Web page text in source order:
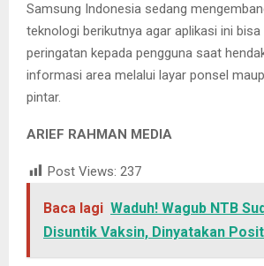
Samsung Indonesia sedang
teknologi berikutnya agar aplikasi ini
peringatan kepada pengguna saat
informasi area melalui layar ponsel
pintar.
ARIEF RAHMAN MEDIA
Post Views: 237
Baca lagi Waduh! Wagub NTB
Disuntik Vaksin, Dinyatakan